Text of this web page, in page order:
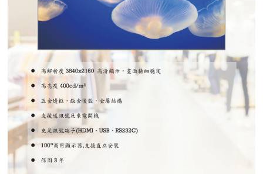
車輪檔防撞條系列
智能電子鎖系列
電動遮陽簾系列
監控系統系列
影視對講整合系統系列
數位看板系列